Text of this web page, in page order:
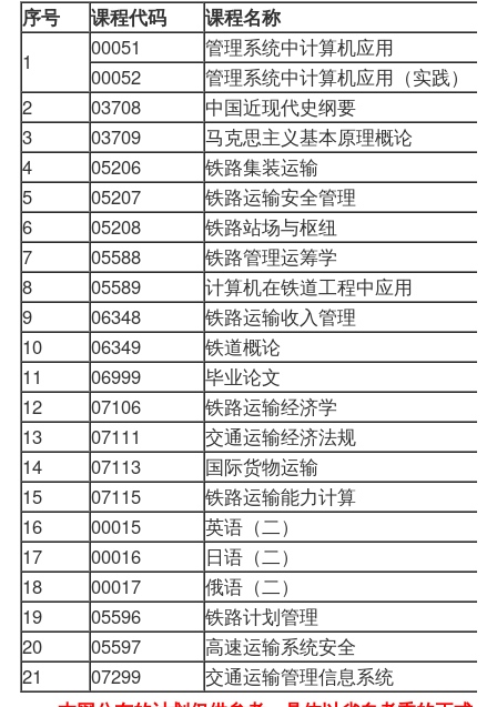
序号 课程代码
课程名称
1
00051
管理系统中计算机应用
00052
管理系统中计算机应用（实践）
2
03708
中国近现代史纲要
3
03709
马克思主义基本原理概论
4
05206
铁路集装运输
5
05207
铁路运输安全管理
6
05208
铁路站场与枢纽
7
05588
铁路管理运筹学
8
05589
计算机在铁道工程中应用
9
06348
铁路运输收入管理
10
06349
铁道概论
11
06999
毕业论文
12
07106
铁路运输经济学
13
07111
交通运输经济法规
14
07113
国际货物运输
15
07115
铁路运输能力计算
16
00015
英语（二）
17
00016
日语（二）
18
00017
俄语（二）
19
05596
铁路计划管理
20
05597
高速运输系统安全
21
07299
交通运输管理信息系统